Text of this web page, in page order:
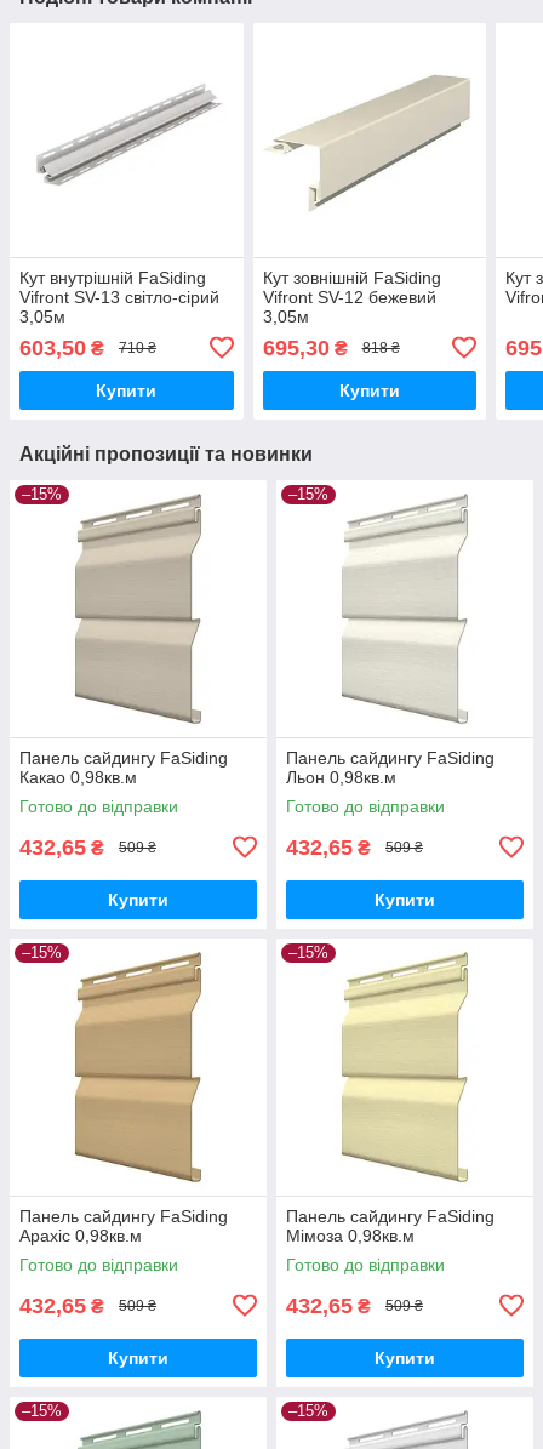
Кут внутрішній FaSiding
Vifront SV-13 світло-сірий
3,05м
603,50 ₴ 710 ₴
Купити
Кут зовнішній FaSiding
Vifront SV-12 бежевий
3,05м
695,30₴ 818 ₴
Купити
Кут
Акційні пропозиції та новинки
–15%
Панель сайдингу FaSiding
Какао 0,98кв.м
Готово до відправки
432,65 ₴ 509 ₴
Купити
–15%
Панель сайдингу FaSiding
Льон 0,98кв.м
Готово до відправки
432,65 ₴ 509 ₴
Купити
–15%
Панель сайдингу FaSiding
Арахіс 0,98кв.м
Готово до відправки
432,65 ₴ 509 ₴
Купити
–15%
Панель сайдингу FaSiding
Мімоза 0,98кв.м
Готово до відправки
432,65 ₴ 509 ₴
Купити
–15% –15%